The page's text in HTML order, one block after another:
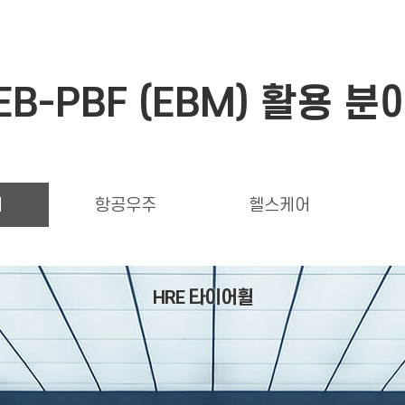
PBF (EBM) 활용 분
항공우주 헬스케어
HRE 타이어휠